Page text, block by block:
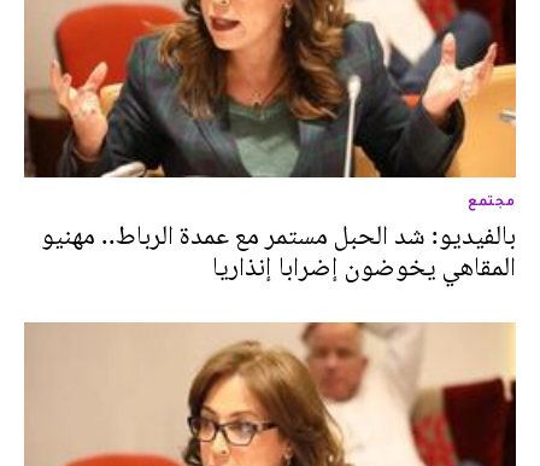
مجتمع
بالفيديو: شد الحبل مستمر مع عمدة الرباط.. مهنيو
المقاهي يخوضون إضرابا إنذاريا